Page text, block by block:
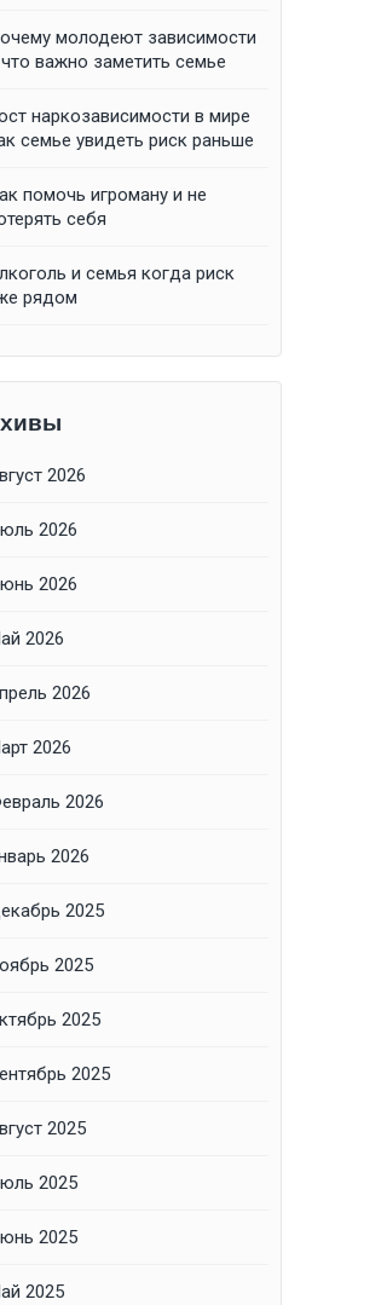
молодеют зависимости
важно заметить семье
наркозависимости в мире
семье увидеть риск раньше
помочь игроману и не
себя
и семья когда риск
рядом
2026
2026
2026
2026
2026
2026
2026
2026
2025
2025
2025
2025
2025
2025
2025
2025